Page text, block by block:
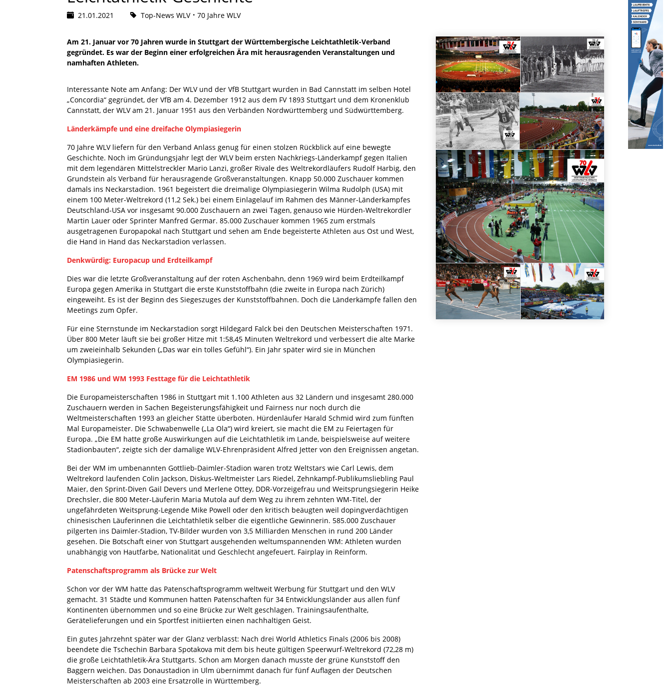
21.01.2021 Top-News WLV 70 Jahre WLV
Am 21. Januar vor 70 Jahren wurde in Stuttgart der Württembergische Leichtathletik-Verband
gegründet. Es war der Beginn einer erfolgreichen Ära mit herausragenden Veranstaltungen und
namhaften Athleten.
Interessante Note am Anfang: Der WLV und der VfB Stuttgart wurden in Bad Cannstatt im selben Hotel
„Concordia“ gegründet, der VfB am 4. Dezember 1912 aus dem FV 1893 Stuttgart und dem Kronenklub
Cannstatt, der WLV am 21. Januar 1951 aus den Verbänden Nordwürttemberg und Südwürttemberg.
Länderkämpfe und eine dreifache Olympiasiegerin
70 Jahre WLV liefern für den Verband Anlass genug für einen stolzen Rückblick auf eine bewegte
Geschichte. Noch im Gründungsjahr legt der WLV beim ersten Nachkriegs-Länderkampf gegen Italien
mit dem legendären Mittelstreckler Mario Lanzi, großer Rivale des Weltrekordläufers Rudolf Harbig, den
Grundstein als Verband für herausragende Großveranstaltungen. Knapp 50.000 Zuschauer kommen
damals ins Neckarstadion. 1961 begeistert die dreimalige Olympiasiegerin Wilma Rudolph (USA) mit
einem 100 Meter-Weltrekord (11,2 Sek.) bei einem Einlagelauf im Rahmen des Männer-Länderkampfes
Deutschland-USA vor insgesamt 90.000 Zuschauern an zwei Tagen, genauso wie Hürden-Weltrekordler
Martin Lauer oder Sprinter Manfred Germar. 85.000 Zuschauer kommen 1965 zum erstmals
ausgetragenen Europapokal nach Stuttgart und sehen am Ende begeisterte Athleten aus Ost und West,
die Hand in Hand das Neckarstadion verlassen.
Denkwürdig: Europacup und Erdteilkampf
Dies war die letzte Großveranstaltung auf der roten Aschenbahn, denn 1969 wird beim Erdteilkampf
Europa gegen Amerika in Stuttgart die erste Kunststoffbahn (die zweite in Europa nach Zürich)
eingeweiht. Es ist der Beginn des Siegeszuges der Kunststoffbahnen. Doch die Länderkämpfe fallen den
Meetings zum Opfer.
Für eine Sternstunde im Neckarstadion sorgt Hildegard Falck bei den Deutschen Meisterschaften 1971.
Über 800 Meter läuft sie bei großer Hitze mit 1:58,45 Minuten Weltrekord und verbessert die alte Marke
um zweieinhalb Sekunden („Das war ein tolles Gefühl“). Ein Jahr später wird sie in München
Olympiasiegerin.
EM 1986 und WM 1993 Festtage für die Leichtathletik
Die Europameisterschaften 1986 in Stuttgart mit 1.100 Athleten aus 32 Ländern und insgesamt 280.000
Zuschauern werden in Sachen Begeisterungsfähigkeit und Fairness nur noch durch die
Weltmeisterschaften 1993 an gleicher Stätte überboten. Hürdenläufer Harald Schmid wird zum fünften
Mal Europameister. Die Schwabenwelle („La Ola“) wird kreiert, sie macht die EM zu Feiertagen für
Europa. „Die EM hatte große Auswirkungen auf die Leichtathletik im Lande, beispielsweise auf weitere
Stadionbauten“, zeigte sich der damalige WLV-Ehrenpräsident Alfred Jetter von den Ereignissen angetan.
Bei der WM im umbenannten Gottlieb-Daimler-Stadion waren trotz Weltstars wie Carl Lewis, dem
Weltrekord laufenden Colin Jackson, Diskus-Weltmeister Lars Riedel, Zehnkampf-Publikumsliebling Paul
Maier, den Sprint-Diven Gail Devers und Merlene Ottey, DDR-Vorzeigefrau und Weitsprungsiegerin Heike
Drechsler, die 800 Meter-Läuferin Maria Mutola auf dem Weg zu ihrem zehnten WM-Titel, der
ungefährdeten Weitsprung-Legende Mike Powell oder den kritisch beäugten weil dopingverdächtigen
chinesischen Läuferinnen die Leichtathletik selber die eigentliche Gewinnerin. 585.000 Zuschauer
pilgerten ins Daimler-Stadion, TV-Bilder wurden von 3,5 Milliarden Menschen in rund 200 Länder
gesehen. Die Botschaft einer von Stuttgart ausgehenden weltumspannenden WM: Athleten wurden
unabhängig von Hautfarbe, Nationalität und Geschlecht angefeuert. Fairplay in Reinform.
Patenschaftsprogramm als Brücke zur Welt
Schon vor der WM hatte das Patenschaftsprogramm weltweit Werbung für Stuttgart und den WLV
gemacht. 31 Städte und Kommunen hatten Patenschaften für 34 Entwicklungsländer aus allen fünf
Kontinenten übernommen und so eine Brücke zur Welt geschlagen. Trainingsaufenthalte,
Gerätelieferungen und ein Sportfest initiierten einen nachhaltigen Geist.
Ein gutes Jahrzehnt später war der Glanz verblasst: Nach drei World Athletics Finals (2006 bis 2008)
beendete die Tschechin Barbara Spotakova mit dem bis heute gültigen Speerwurf-Weltrekord (72,28 m)
die große Leichtathletik-Ära Stuttgarts. Schon am Morgen danach musste der grüne Kunststoff den
Baggern weichen. Das Donaustadion in Ulm übernimmt danach für fünf Auflagen der Deutschen
Meisterschaften ab 2003 eine Ersatzrolle in Württemberg.